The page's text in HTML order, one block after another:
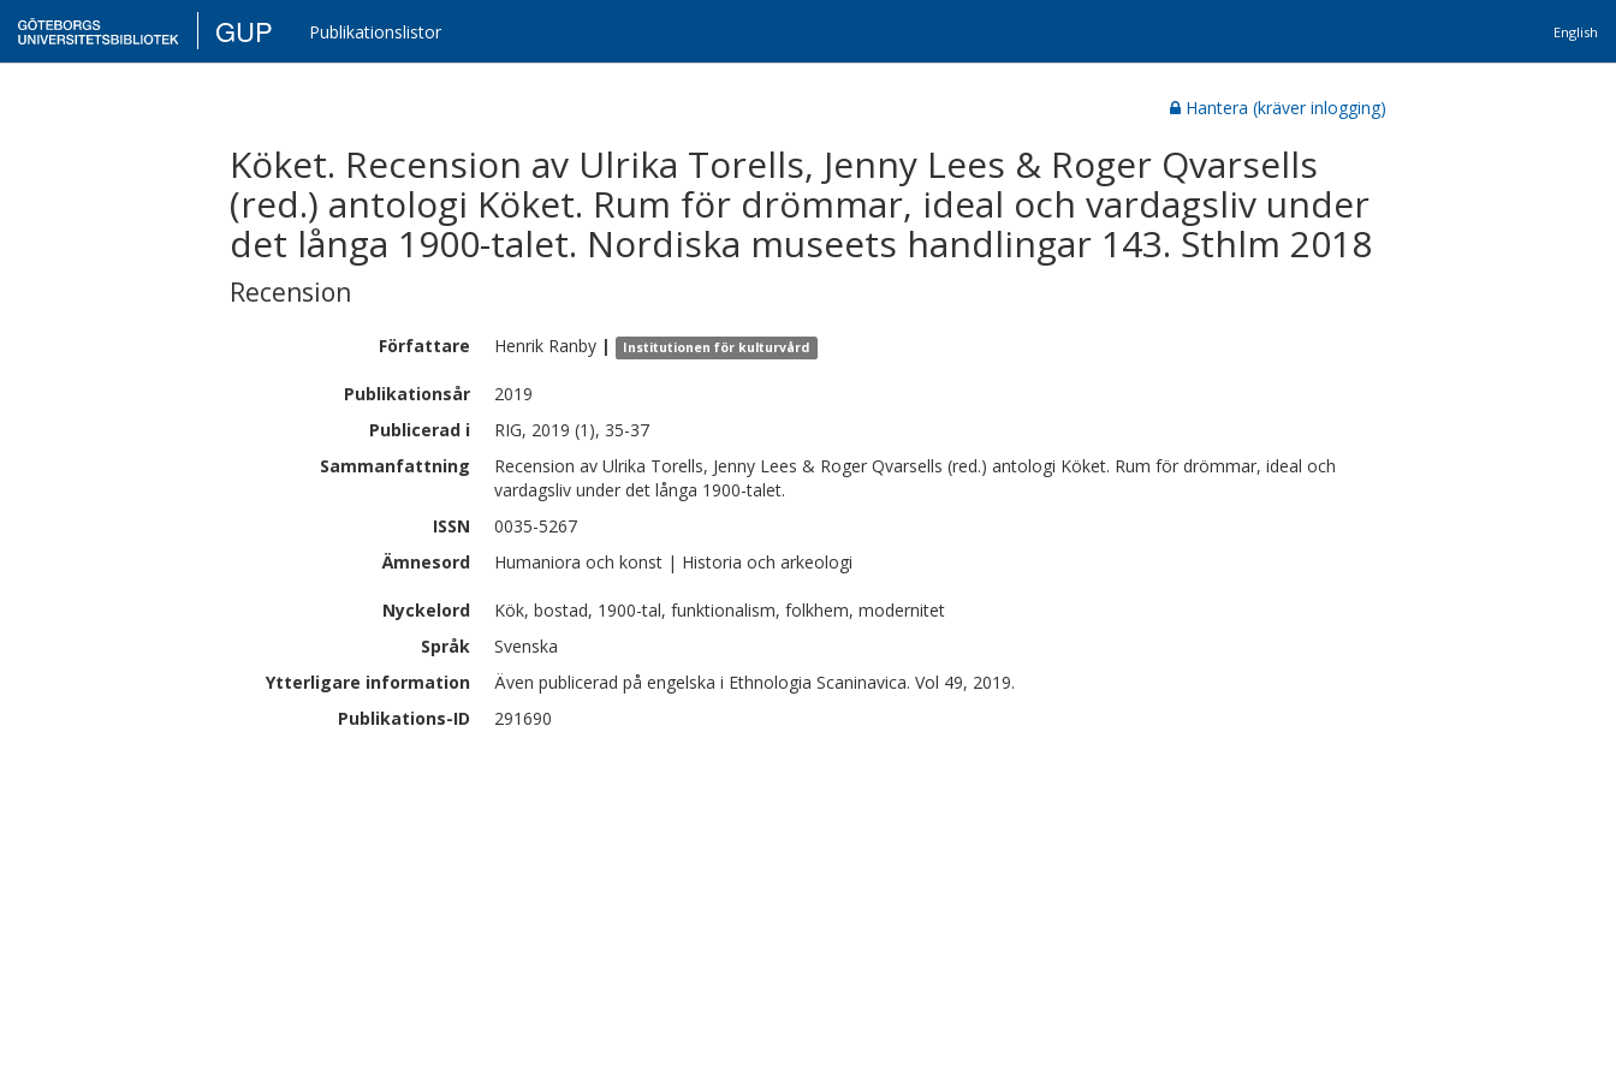
GUP Publikationslistor English
Hantera (kräver inlogging)
Köket. Recension av Ulrika Torells, Jenny Lees & Roger Qvarsells
(red.) antologi Köket. Rum för drömmar, ideal och vardagsliv under
det långa 1900-talet. Nordiska museets handlingar 143. Sthlm 2018
Recension
Författare Henrik Ranby | Institutionen för kulturvård
Publikationsår
2019
Publicerad i
RIG, 2019 (1), 35-37
Sammanfattning
Recension av Ulrika Torells, Jenny Lees & Roger Qvarsells (red.) antologi Köket. Rum för drömmar, ideal och
vardagsliv under det långa 1900-talet.
ISSN
0035-5267
Ämnesord
Humaniora och konst | Historia och arkeologi
Nyckelord
Kök, bostad, 1900-tal, funktionalism, folkhem, modernitet
Språk
Svenska
Ytterligare information
Även publicerad på engelska i Ethnologia Scaninavica. Vol 49, 2019.
Publikations-ID
291690